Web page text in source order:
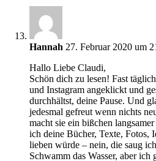
Hannah 27. Februar 2020 um
Hallo Liebe Claudi,
Schön dich zu lesen! Fast
und Instagram angeklickt und
durchhältst, deine Pause. Und
jedesmal gefreut wenn nichts
macht sie ein bißchen
ich deine Bücher, Texte, Fotos,
lieben würde – nein, die saug
Schwamm das Wasser, aber